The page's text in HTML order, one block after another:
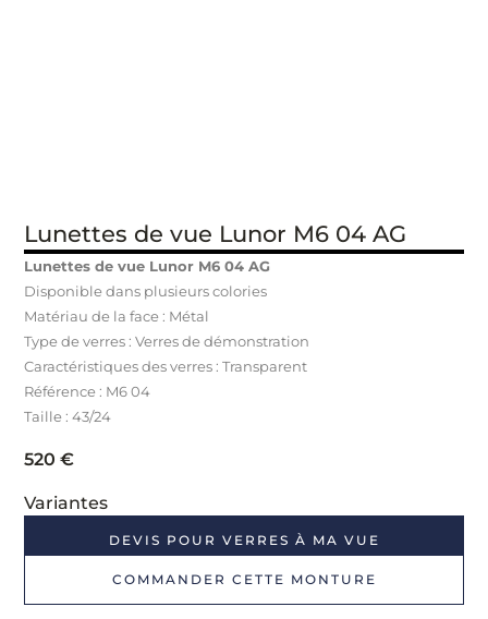
Lunettes de vue Lunor M6 04 AG
Lunettes de vue Lunor M6 04 AG
Disponible dans plusieurs colories
Matériau de la face : Métal
Type de verres : Verres de démonstration
Caractéristiques des verres : Transparent
Référence : M6 04
Taille : 43/24
520€
Variantes
DEVIS POUR VERRES À MA VUE
COMMANDER CETTE MONTURE